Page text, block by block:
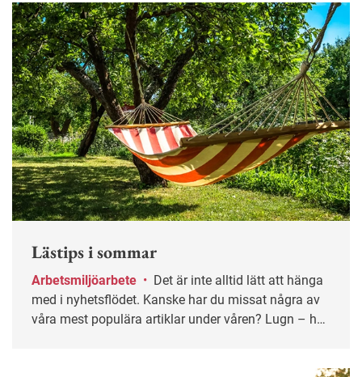
Lästips i sommar
Arbetsmiljöarbete •
med i nyhetsflödet. Kanske har du missat några av
våra mest populära artiklar under våren? Lugn – här